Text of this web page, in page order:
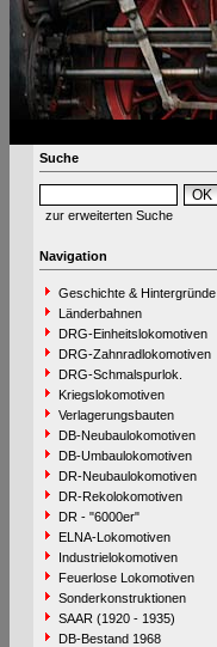
Suche
zur erweiterten Suche
Navigation
Geschichte & Hintergründe
Länderbahnen
DRG-Einheitslokomotiven
DRG-Zahnradlokomotiven
DRG-Schmalspurlok.
Kriegslokomotiven
Verlagerungsbauten
DB-Neubaulokomotiven
DB-Umbaulokomotiven
DR-Neubaulokomotiven
DR-Rekolokomotiven
DR - "6000er"
ELNA-Lokomotiven
Industrielokomotiven
Feuerlose Lokomotiven
Sonderkonstruktionen
SAAR (1920 - 1935)
DB-Bestand 1968